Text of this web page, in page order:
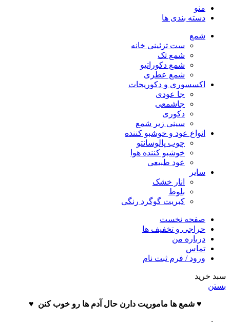
منو
دسته بندی ها
شمع
ست تزئینی خانه
شمع تک
شمع دکوراتیو
شمع عطری
اکسسوری و دکوریجات
جا عودی
جاشمعی
دکوری
سینی زیر شمع
انواع عود و خوشبو کننده
چوب پالوسانتو
خوشبو کننده هوا
عود طبیعی
سایر
انار خشک
بلوط
کبریت گوگرد رنگی
صفحه نخست
حراجی و تخفیف ها
درباره من
تماس
ورود / فرم ثبت نام
سبد خرید
بستن
♥️ شمع ها ماموریت دارن حال آدم ها رو خوب کنن ♥️